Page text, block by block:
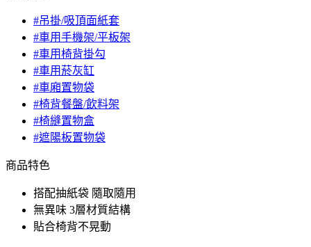
#吊掛/吸頂面紙套
#車用手機架/平板架
#車用椅背掛勾
#車用菸灰缸
#車廂置物袋
#椅背餐盤/飲料架
#椅縫置物盒
#遮陽板置物袋
商品特色
搭配抽紙袋 隨取隨用
無異味 3層材質結構
貼合椅背不晃動